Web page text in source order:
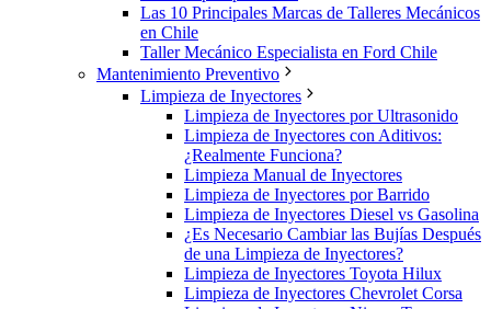
Las 10 Principales Marcas de Talleres Mecánicos
en Chile
Taller Mecánico Especialista en Ford Chile
Mantenimiento Preventivo
Limpieza de Inyectores
Limpieza de Inyectores por Ultrasonido
Limpieza de Inyectores con Aditivos:
¿Realmente Funciona?
Limpieza Manual de Inyectores
Limpieza de Inyectores por Barrido
Limpieza de Inyectores Diesel vs Gasolina
¿Es Necesario Cambiar las Bujías Después
de una Limpieza de Inyectores?
Limpieza de Inyectores Toyota Hilux
Limpieza de Inyectores Chevrolet Corsa